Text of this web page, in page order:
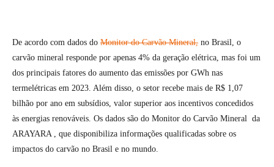
De acordo com dados do Monitor do Carvão Mineral, no Brasil, o
carvão mineral responde por apenas 4% da geração elétrica, mas foi um
dos principais fatores do aumento das emissões por GWh nas
termelétricas em 2023. Além disso, o setor recebe mais de R$ 1,07
bilhão por ano em subsídios, valor superior aos incentivos concedidos
às energias renováveis. Os dados são do Monitor do Carvão Mineral da
ARAYARA , que disponibiliza informações qualificadas sobre os
impactos do carvão no Brasil e no mundo.